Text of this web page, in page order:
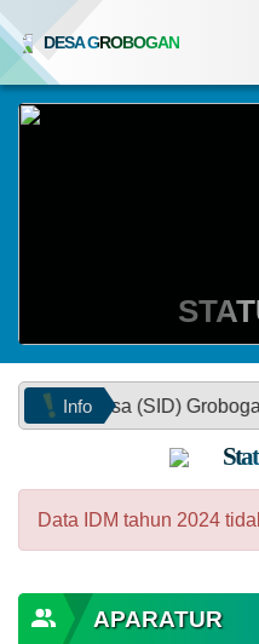
DESA GROBOGAN
Info
(SID) Grobogan
Data IDM tahun 2024
APARATUR